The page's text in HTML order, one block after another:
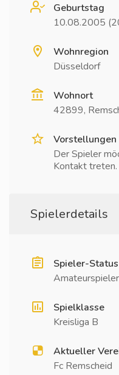
Geburtstag
10.08.2005
Wohnregion
Düsseldorf
Wohnort
42899,
Vorstellungen
Der Spieler
Kontakt treten.
Spielerdetails
Spieler-Status
Spielklasse
Kreisliga B
Aktueller
Fc Remscheid